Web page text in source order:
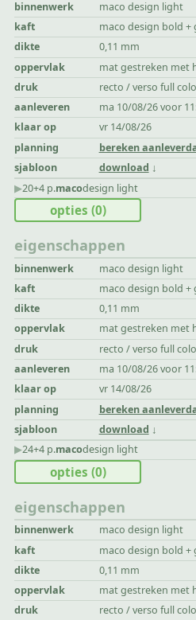
binnenwerk maco design light
kaft
maco design bold +
dikte
0,11 mm
oppervlak
mat gestreken met
druk
recto / verso full
aanleveren
ma 10/08/26 voor
klaar op
vr 14/08/26
planning
bereken
sjabloon
download
▶︎20+4 p.macodesign light
eigenschappen
binnenwerk maco design light
kaft
maco design bold +
dikte
0,11 mm
oppervlak
mat gestreken met
druk
recto / verso full
aanleveren
ma 10/08/26 voor
klaar op
vr 14/08/26
planning
bereken
sjabloon
download
opties (0)
▶︎24+4 p.macodesign light
eigenschappen
binnenwerk maco design light
kaft
maco design bold +
dikte
0,11 mm
oppervlak
mat gestreken met
druk
recto / verso full
opties (0)